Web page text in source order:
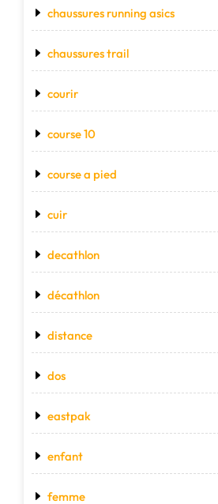
chaussures running asics
chaussures trail
courir
course 10
course a pied
cuir
decathlon
décathlon
distance
dos
eastpak
enfant
femme